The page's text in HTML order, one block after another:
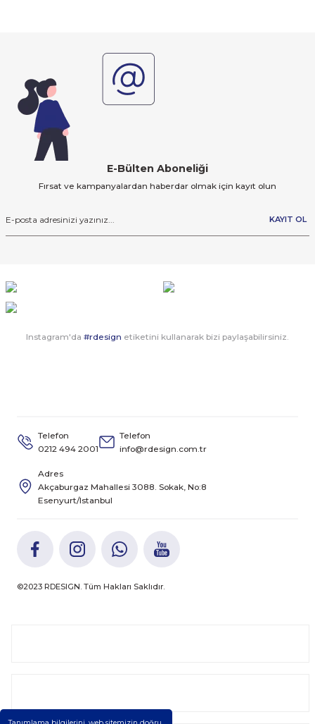
E-Bülten Aboneliği
Fırsat ve kampanyalardan haberdar olmak için kayıt olun
KAYIT OL
Instagram'da #rdesign etiketini kullanarak bizi paylaşabilirsiniz.
Telefon
0212 494 2001
Telefon
info@rdesign.com.tr
Adres
Akçaburgaz Mahallesi 3088. Sokak, No:8
Esenyurt/Istanbul
©2023 RDESIGN. Tüm Hakları Saklıdır.